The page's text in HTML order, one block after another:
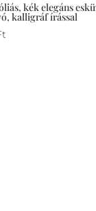
kék elegáns
kalligráf írással